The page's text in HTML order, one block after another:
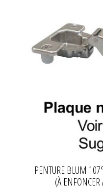
PENTURE BLUM
(À ENFONCER